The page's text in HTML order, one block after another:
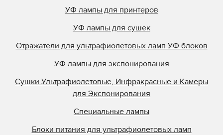
УФ лампы для принтеров
УФ лампы для сушек
Отражатели для ультрафиолетовых ламп УФ блоков
УФ лампы для экспонирования
Сушки Ультрафиолетовые, Инфракрасные и Камеры
для Экспонирования
Специальные лампы
Блоки питания для ультрафиолетовых ламп